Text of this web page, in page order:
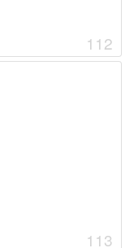
112
113